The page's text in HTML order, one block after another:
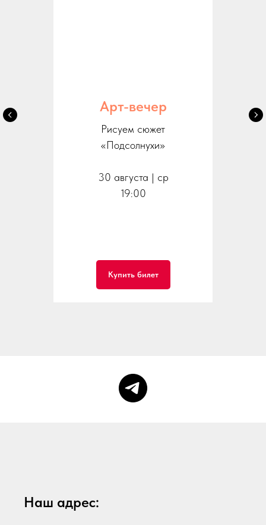
Арт-вечер
Рисуем сюжет
«Подсолнухи»
30 августа | ср
19:00
Купить билет
Наш адрес: